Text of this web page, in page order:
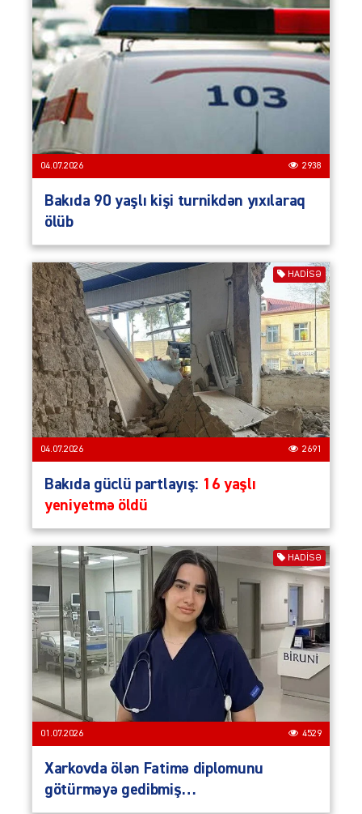
04.07.2026 2938
Bakıda 90 yaşlı kişi turnikdən yıxılaraq
ölüb
HADISƏ
04.07.2026 2691
Bakıda güclü partlayış: 16 yaşlı
yeniyetmə öldü
HADISƏ
01.07.2026 4529
Xarkovda ölən Fatimə diplomunu
götürməyə gedibmiş…